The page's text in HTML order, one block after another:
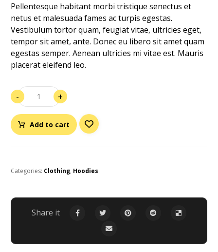
Pellentesque habitant morbi tristique senectus et
netus et malesuada fames ac turpis egestas.
Vestibulum tortor quam, feugiat vitae, ultricies eget,
tempor sit amet, ante. Donec eu libero sit amet quam
egestas semper. Aenean ultricies mi vitae est. Mauris
placerat eleifend leo.
- +
Add to cart
Categories: Clothing, Hoodies